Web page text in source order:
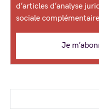
d’articles d’analyse
sociale
Je